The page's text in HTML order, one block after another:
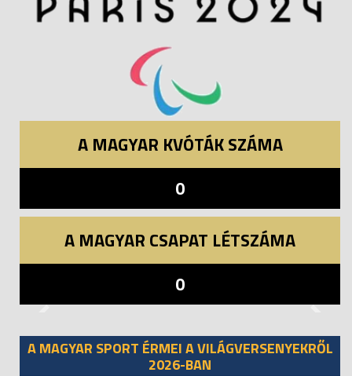
A MAGYAR KVÓTÁK SZÁMA
0
A MAGYAR CSAPAT LÉTSZÁMA
0
A MAGYAR SPORT ÉRMEI A VILÁGVERSENYEKRŐL
2026-BAN